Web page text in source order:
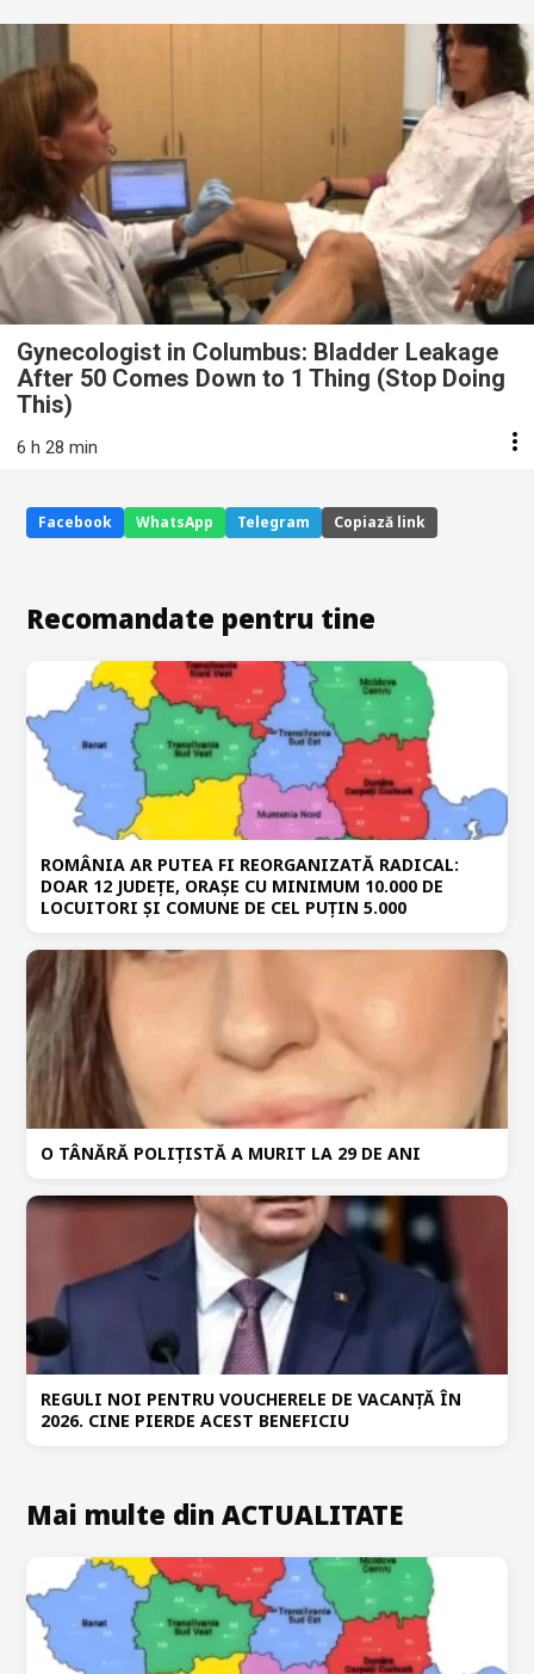
Gynecologist in Columbus: Bladder Leakage
After 50 Comes Down to 1 Thing (Stop Doing
This)
6 h 28 min
Facebook WhatsApp Telegram Copiază link
Recomandate pentru tine
ROMÂNIA AR PUTEA FI REORGANIZATĂ RADICAL:
DOAR 12 JUDEȚE, ORAȘE CU MINIMUM 10.000 DE
LOCUITORI ȘI COMUNE DE CEL PUȚIN 5.000
O TÂNĂRĂ POLIȚISTĂ A MURIT LA 29 DE ANI
REGULI NOI PENTRU VOUCHERELE DE VACANȚĂ ÎN
2026. CINE PIERDE ACEST BENEFICIU
Mai multe din ACTUALITATE